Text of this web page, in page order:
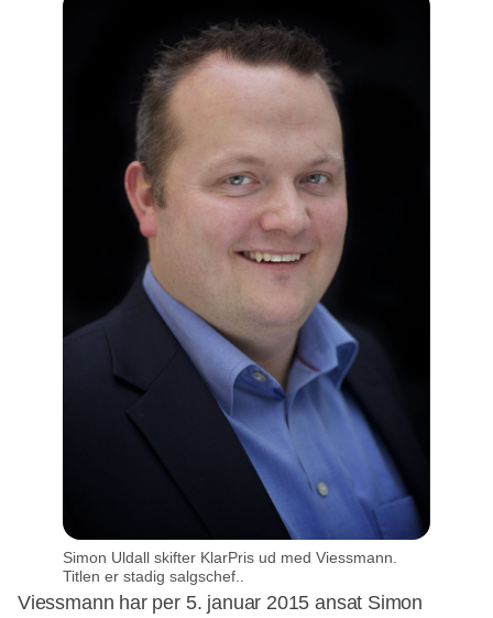
Simon Uldall skifter KlarPris ud med Viessmann.
Titlen er stadig salgschef..
Viessmann har per 5. januar 2015 ansat Simon